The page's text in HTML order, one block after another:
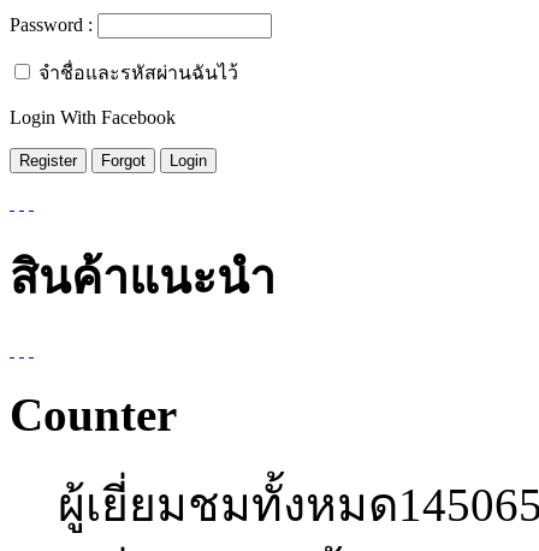
Password :
จำชื่อและรหัสผ่านฉันไว้
Login With Facebook
สินค้าแนะนำ
Counter
ผู้เยี่ยมชมทั้งหมด